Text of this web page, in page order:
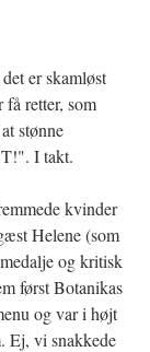
er skamløst
få retter, som
stønne
I takt.
kvinder
Helene (som
og kritisk
først Botanikas
og var i højt
Ej, vi snakkede